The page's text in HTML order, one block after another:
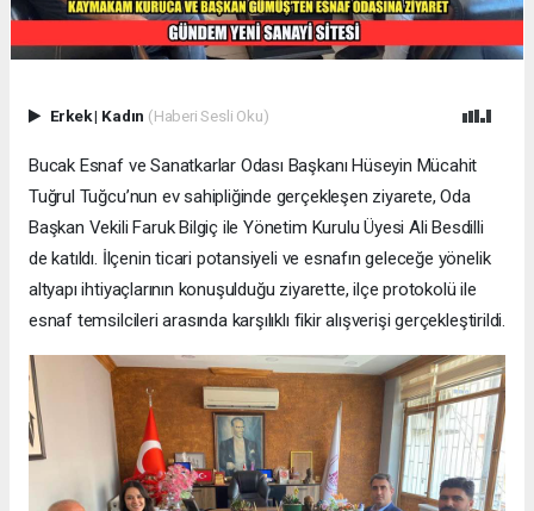
Erkek| Kadın (Haberi Sesli Oku)
Bucak Esnaf ve Sanatkarlar Odası Başkanı Hüseyin Mücahit
Tuğrul Tuğcu’nun ev sahipliğinde gerçekleşen ziyarete, Oda
Başkan Vekili Faruk Bilgiç ile Yönetim Kurulu Üyesi Ali Besdilli
de katıldı. İlçenin ticari potansiyeli ve esnafın geleceğe yönelik
altyapı ihtiyaçlarının konuşulduğu ziyarette, ilçe protokolü ile
esnaf temsilcileri arasında karşılıklı fikir alışverişi gerçekleştirildi.